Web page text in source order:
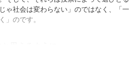
ゃ社会は変わらない」のではなく、「一
」のです。